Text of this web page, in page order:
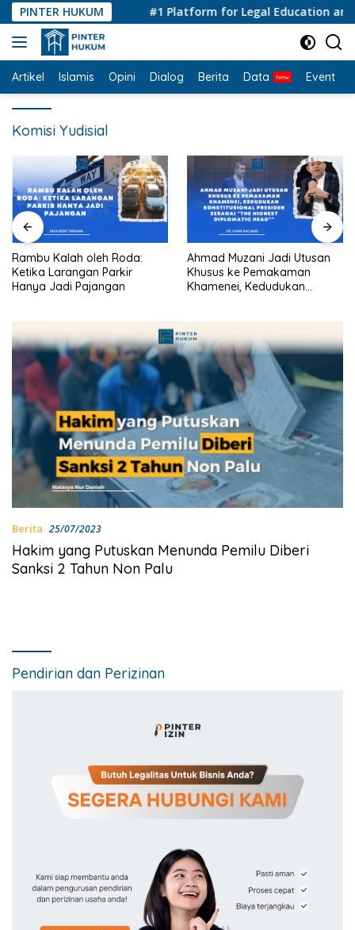
Langsung
ke
konten
PINTER HUKUM #1 Platform for Legal Education and
Artikel Islamis Opini Dialog Berita Data Event
Komisi Yudisial
Rambu Kalah oleh Roda:
Ketika Larangan Parkir
Hanya Jadi Pajangan
Ahmad Muzani Jadi Utusan
Khusus ke Pemakaman
Khamenei, Kedudukan
diplomatic head””
Berita 25/07/2023
Hakim yang Putuskan Menunda Pemilu Diberi
Sanksi 2 Tahun Non Palu
Pendirian dan Perizinan